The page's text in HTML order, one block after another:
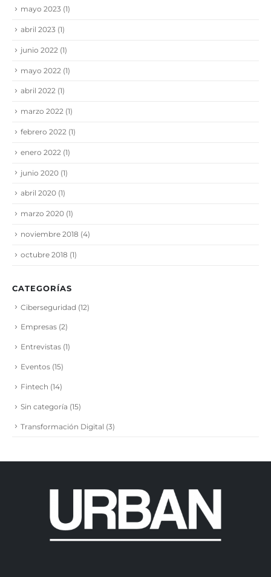
mayo 2023 (1)
abril 2023 (1)
junio 2022 (1)
mayo 2022 (1)
abril 2022 (1)
marzo 2022 (1)
febrero 2022 (1)
enero 2022 (1)
junio 2020 (1)
abril 2020 (1)
marzo 2020 (1)
noviembre 2018 (4)
octubre 2018 (1)
CATEGORÍAS
Ciberseguridad (12)
Empresas (2)
Entrevistas (1)
Eventos (15)
Fintech (14)
Sin categoría (15)
Transformación Digital (3)